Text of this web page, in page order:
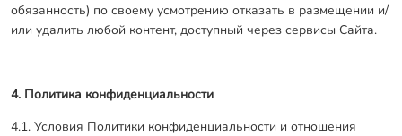
обязанность) по своему усмотрению отказать в размещении и/
или удалить любой контент, доступный через сервисы Сайта.
4. Политика конфиденциальности
4.1. Условия Политики конфиденциальности и отношения